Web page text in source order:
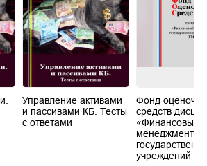
Управление активами
и пассивами КБ. Тесты
с ответами
Фонд
средств
«Финансовый
менеджмент
учреждений